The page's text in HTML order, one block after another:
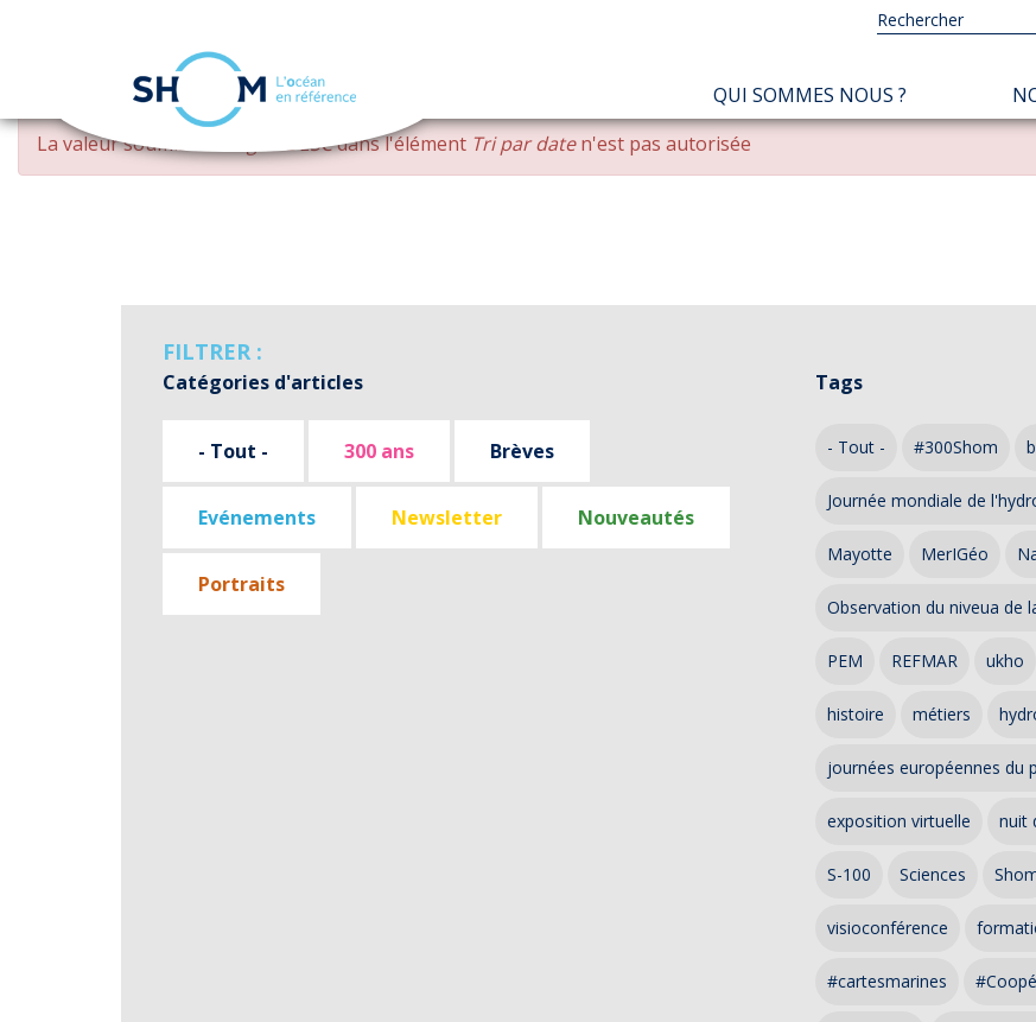
Aller
contenu
NAVIGATION
PRINCIPALE
QUI SOMMES NOUS ?
MESSAGE
D'ERREUR
La valeur soumise changed DESCdans l'élément Tri par daten'est pas autorisée
FILTRER :
Catégories d'articles
- Tout - 300 ans Brèves
Evénements Newsletter Nouveautés
Portraits
Tags
- Tout - #300Shom
Journée mondiale de
Mayotte MerIGéo
Observation du niveua de
PEM REFMAR ukho
histoire métiers
journées européennes du
exposition virtuelle nuit
S-100 Sciences
visioconférence
#cartesmarines